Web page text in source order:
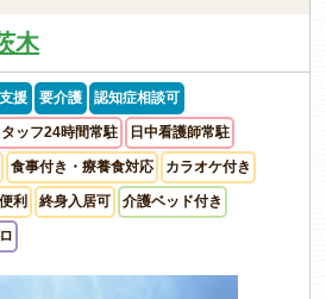
木
援 要介護 認知症相談可
ッフ24時間常駐 日中看護師常駐
食事付き・療養食対応 カラオケ付き
利 終身入居可 介護ベッド付き